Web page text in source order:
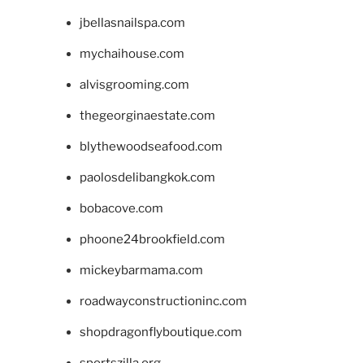
jbellasnailspa.com
mychaihouse.com
alvisgrooming.com
thegeorginaestate.com
blythewoodseafood.com
paolosdelibangkok.com
bobacove.com
phoone24brookfield.com
mickeybarmama.com
roadwayconstructioninc.com
shopdragonflyboutique.com